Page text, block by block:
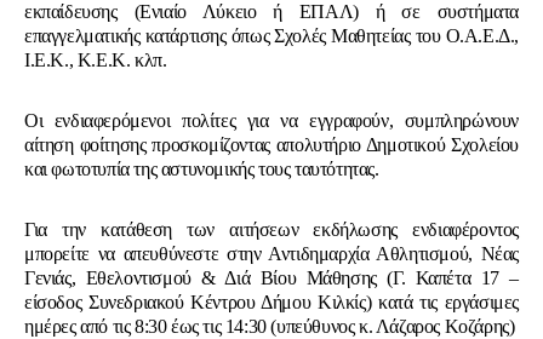
εκπαίδευσης (Ενιαίο Λύκειο ή ΕΠΑΛ) ή σε συστήματα
επαγγελματικής κατάρτισης όπως Σχολές Μαθητείας του Ο.Α.Ε.Δ.,
Ι.Ε.Κ., Κ.Ε.Κ. κλπ.
Οι ενδιαφερόμενοι πολίτες για να εγγραφούν, συμπληρώνουν
αίτηση φοίτησης προσκομίζοντας απολυτήριο Δημοτικού Σχολείου
και φωτοτυπία της αστυνομικής τους ταυτότητας.
Για την κατάθεση των αιτήσεων εκδήλωσης ενδιαφέροντος
μπορείτε να απευθύνεστε στην Αντιδημαρχία Αθλητισμού, Νέας
Γενιάς, Εθελοντισμού & Διά Βίου Μάθησης (Γ. Καπέτα 17 –
είσοδος Συνεδριακού Κέντρου Δήμου Κιλκίς) κατά τις εργάσιμες
ημέρες από τις 8:30 έως τις 14:30 (υπεύθυνος κ. Λάζαρος Κοζάρης)